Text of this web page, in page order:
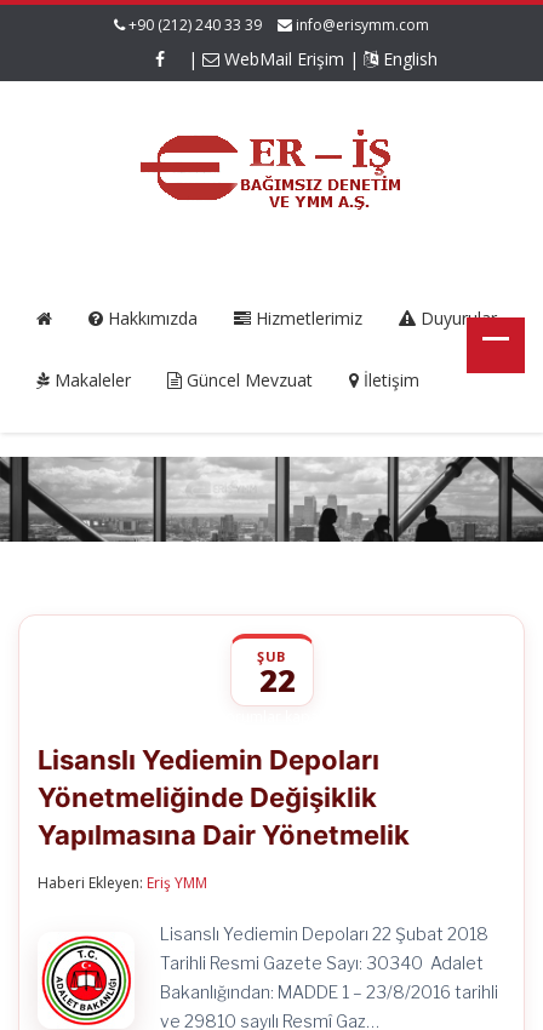
+90 (212) 240 33 39 info@erisymm.com
| WebMail Erişim | English
Hakkımızda Hizmetlerimiz Duyurular
Makaleler Güncel Mevzuat İletişim
ŞUB
22
Depoları
Yönetmeliğinde
Değişiklik
Yapılmasına
Dair
Lisanslı Yediemin Depoları
Yönetmeliğinde Değişiklik
Yapılmasına Dair Yönetmelik
Haberi Ekleyen: Eriş YMM
Lisanslı Yediemin Depoları 22 Şubat 2018
Tarihli Resmi Gazete Sayı: 30340 Adalet
Bakanlığından: MADDE 1 – 23/8/2016 tarihli
ve 29810 sayılı Resmî Gaz…